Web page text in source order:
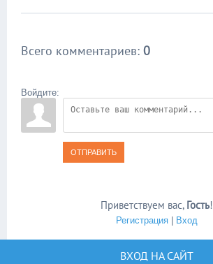
Всего комментариев: 0
Войдите:
ОТПРАВИТЬ
Приветствуем вас, Гость!
Регистрация| Вход
ВХОД НА САЙТ